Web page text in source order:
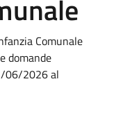
Comunale
domande
06/2026 al